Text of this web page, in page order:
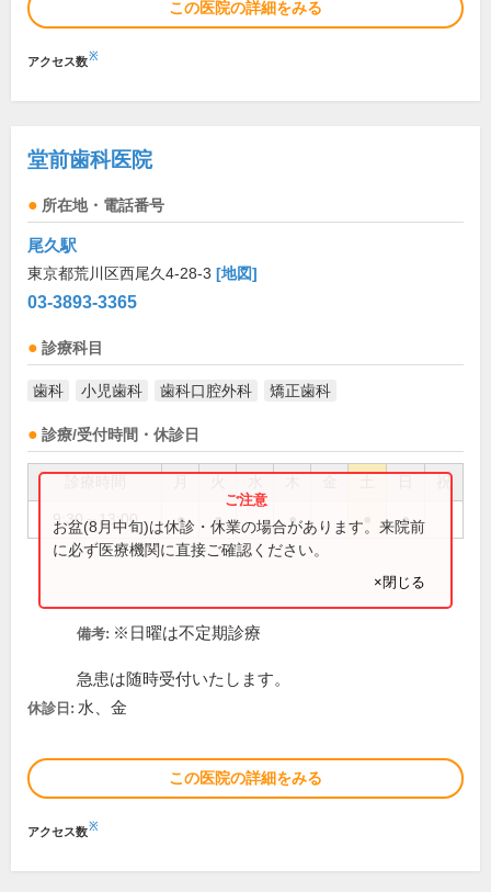
この医院の詳細をみる
アクセス数※
堂前歯科医院
所在地・電話番号
尾久駅
東京都荒川区西尾久4-28-3 [地図]
03-3893-3365
診療科目
歯科 小児歯科 歯科口腔外科 矯正歯科
診療/受付時間・休診日
祝
9:30～13:00 ● ● ● ●
お盆(8月中旬)は休診・休業の場合があります。来院前
に必ず医療機関に直接ご確認ください。
×閉じる
備考: ※日曜は不定期診療
急患は随時受付いたします。
休診日: 水、金
この医院の詳細をみる
アクセス数※